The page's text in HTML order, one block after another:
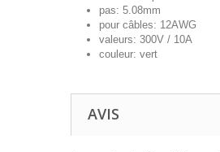
pas: 5.08mm
pour câbles: 12AWG
valeurs: 300V / 10A
couleur: vert
AVIS